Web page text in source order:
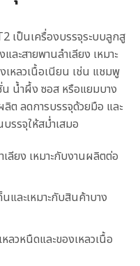
เป็นเครื่องบรรจุระบบลูกสู
ะสายพานลำเลียง เหมาะ
เหลวเนื้อเนียน เช่น แชมพู
น น้ำผึ้ง ซอส หรือแยมบาง
ลิต ลดการบรรจุด้วยมือ และ
รรจุให้สม่ำเสมอ
ลียง เหมาะกับงานผลิตต่อ
และเหมาะกับสินค้าบาง
ลวหนืดและของเหลวเนื้อ